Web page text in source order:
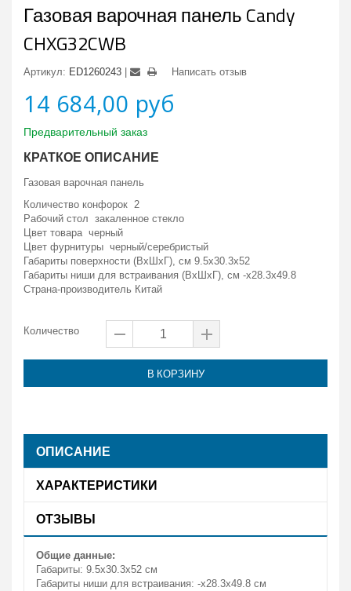
Газовая варочная панель Candy
CHXG32CWB
Артикул: ED1260243 Написать отзыв
14 684,00 руб
Предварительный заказ
КРАТКОЕ ОПИСАНИЕ
Газовая варочная панель
Количество конфорок 2
Рабочий стол закаленное стекло
Цвет товара черный
Цвет фурнитуры черный/серебристый
Габариты поверхности (ВxШxГ), см 9.5x30.3x52
Габариты ниши для встраивания (ВxШxГ), см -x28.3x49.8
Страна-производитель Китай
Количество
В КОРЗИНУ
ОПИСАНИЕ
ХАРАКТЕРИСТИКИ
ОТЗЫВЫ
Общие данные:
Габариты: 9.5x30.3x52 см
Габариты ниши для встраивания: -х28.3х49.8 см